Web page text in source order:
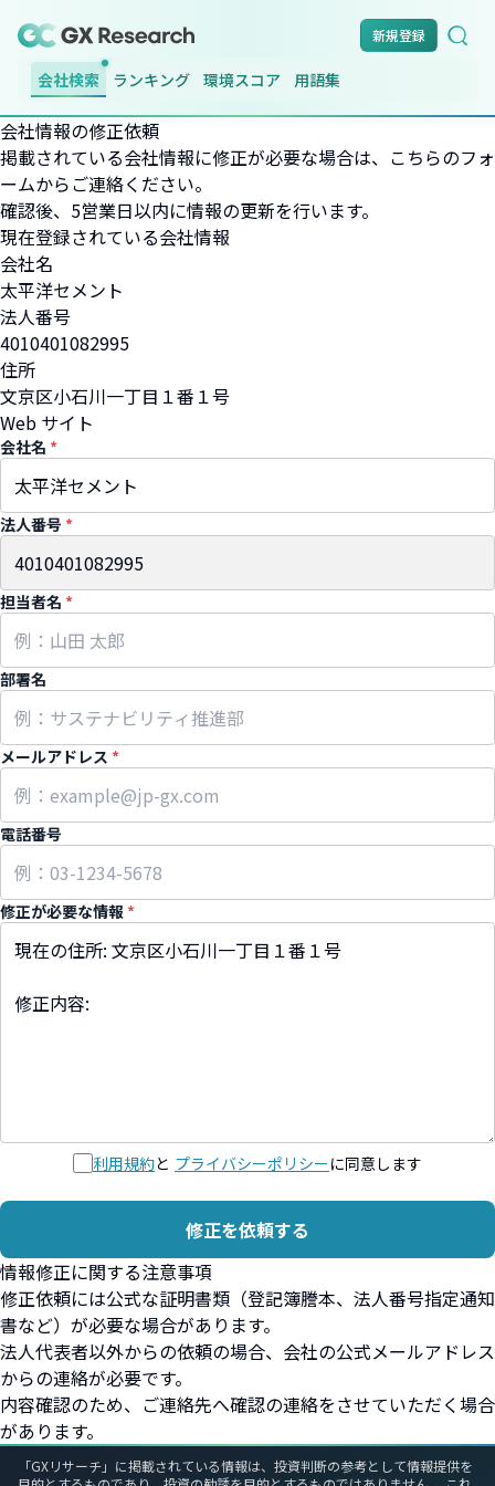
新規登録
会社検索 ランキング 環境スコア 用語集
会社情報の修正依頼
掲載されている会社情報に修正が必要な場合は、こちらのフォ
ームからご連絡ください。
確認後、5営業日以内に情報の更新を行います。
現在登録されている会社情報
会社名
太平洋セメント
法人番号
4010401082995
住所
文京区小石川一丁目１番１号
Web サイト
会社名 *
法人番号 *
担当者名 *
部署名
メールアドレス *
電話番号
修正が必要な情報 *
利用規約と プライバシーポリシーに同意します
修正を依頼する
情報修正に関する注意事項
修正依頼には公式な証明書類（登記簿謄本、法人番号指定通知
書など）が必要な場合があります。
法人代表者以外からの依頼の場合、会社の公式メールアドレス
からの連絡が必要です。
内容確認のため、ご連絡先へ確認の連絡をさせていただく場合
があります。
「GXリサーチ」に掲載されている情報は、投資判断の参考として情報提供を